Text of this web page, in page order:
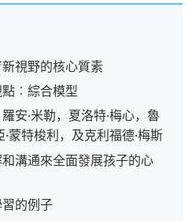
視野的核心質素
︰綜合模型
安·米勒，夏洛特·梅心，魯
蒙特梭利，及克利福德·梅斯
溝通來全面發展孩子的心
的例子